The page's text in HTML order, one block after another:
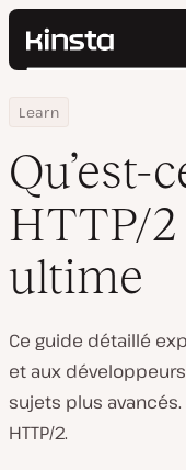
Kinsta®
Prix
Ressources
Rechercher
Home
Centre de ressources
Learn
Qu’est-ce que le HTTP/
Qu’est-
HTTP/2
ultime
Ce guide détaillé
et aux
sujets plus
HTTP/2.